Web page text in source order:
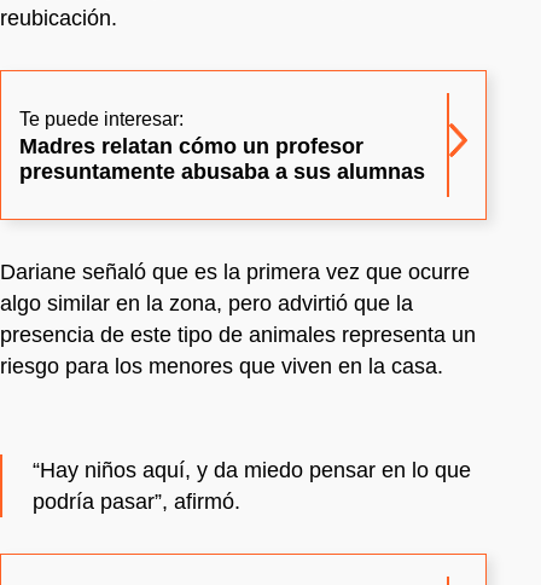
reubicación.
Te puede interesar:
Madres relatan cómo un profesor
presuntamente abusaba a sus alumnas
Dariane señaló que es la primera vez que ocurre
algo similar en la zona, pero advirtió que la
presencia de este tipo de animales representa un
riesgo para los menores que viven en la casa.
“Hay niños aquí, y da miedo pensar en lo que
podría pasar”, afirmó.